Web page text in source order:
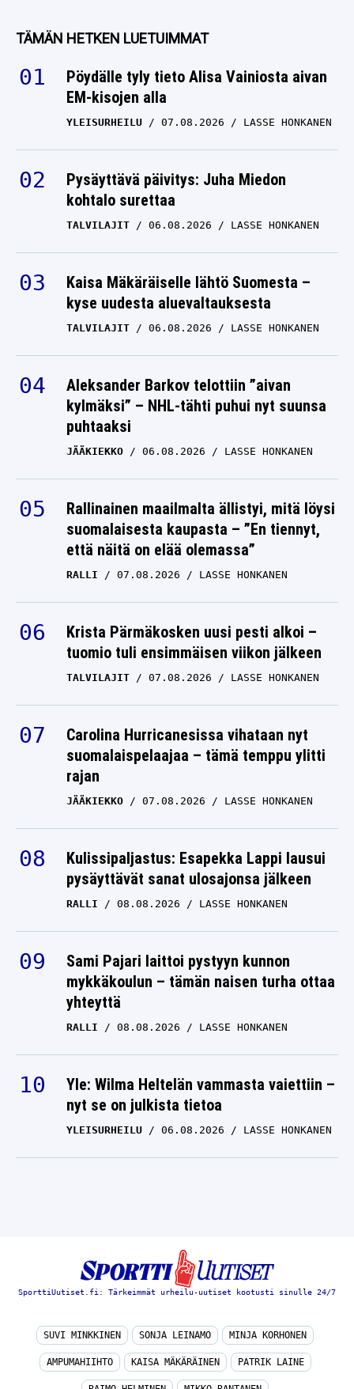
TÄMÄN HETKEN LUETUIMMAT
Pöydälle tyly tieto Alisa Vainiosta aivan
EM-kisojen alla
YLEISURHEILU 07.08.2026 LASSE HONKANEN
Pysäyttävä päivitys: Juha Miedon
kohtalo surettaa
TALVILAJIT 06.08.2026 LASSE HONKANEN
Kaisa Mäkäräiselle lähtö Suomesta –
kyse uudesta aluevaltauksesta
TALVILAJIT 06.08.2026 LASSE HONKANEN
Aleksander Barkov telottiin ”aivan
kylmäksi” – NHL-tähti puhui nyt suunsa
puhtaaksi
JÄÄKIEKKO 06.08.2026 LASSE HONKANEN
Rallinainen maailmalta ällistyi, mitä löysi
suomalaisesta kaupasta – ”En tiennyt,
että näitä on elää olemassa”
RALLI 07.08.2026 LASSE HONKANEN
Krista Pärmäkosken uusi pesti alkoi –
tuomio tuli ensimmäisen viikon jälkeen
TALVILAJIT 07.08.2026 LASSE HONKANEN
Carolina Hurricanesissa vihataan nyt
suomalaispelaajaa – tämä temppu ylitti
rajan
JÄÄKIEKKO 07.08.2026 LASSE HONKANEN
Kulissipaljastus: Esapekka Lappi lausui
pysäyttävät sanat ulosajonsa jälkeen
RALLI 08.08.2026 LASSE HONKANEN
Sami Pajari laittoi pystyyn kunnon
mykkäkoulun – tämän naisen turha ottaa
yhteyttä
RALLI 08.08.2026 LASSE HONKANEN
Yle: Wilma Heltelän vammasta vaiettiin –
nyt se on julkista tietoa
YLEISURHEILU 06.08.2026 LASSE HONKANEN
SporttiUutiset.fi: Tärkeimmät urheilu-uutiset kootusti sinulle 24/7
SUVI MINKKINEN SONJA LEINAMO MINJA KORHONEN
AMPUMAHIIHTO KAISA MÄKÄRÄINEN PATRIK LAINE